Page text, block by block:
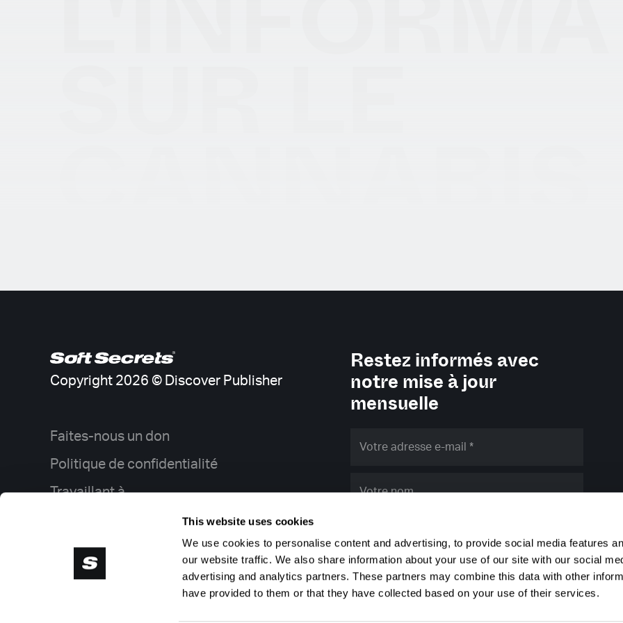
This website uses cookies
We use cookies to personalise content and advertising, to provide social media features
our website traffic. We also share information about your use of our site with our social
advertising and analytics partners. These partners may combine this data with other
have provided to them or that they have collected based on your use of their services.
Copyright 2026 © Discover Publisher
Faites-nous un don
Politique de confidentialité
Travaillant à
Flux RSS
Modifier les cookies
Restez informés avec
notre mise à jour
mensuelle
S'inscrire